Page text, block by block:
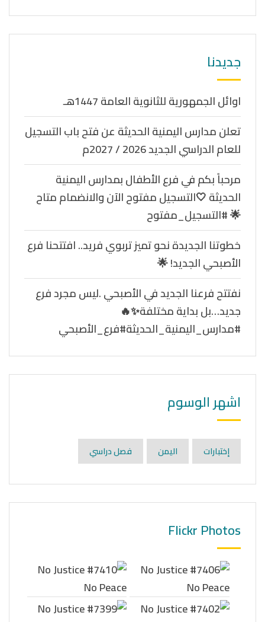
جديدنا
اوائل الجمهورية للثانوية العامة 1447هـ
تعلن مدارس اليمنية الحديثة عن فتح باب التسجيل
للعام الدراسي الجديد 2026 / 2027م
مرحباً بكم في فرع الأطفال بمدارس اليمنية
الحديثة 🤍التسجيل مفتوح الآن والانضمام متاح
🌟 #التسجيل_مفتوح
خطوتنا الجديدة نحو تميز تربوي فريد.. افتتحنا فرع
الأصبحي الجديد! 🌟
نفتتح فرعنا الجديد في الأصبحي .ليس مجرد فرع
جديد…بل بداية مختلفة✨🔥
#مدارس_اليمنية_الحديثة#فرع_الأصبحي
اشهر الوسوم
إختبارات اليمن فصل دراسي
Flickr Photos